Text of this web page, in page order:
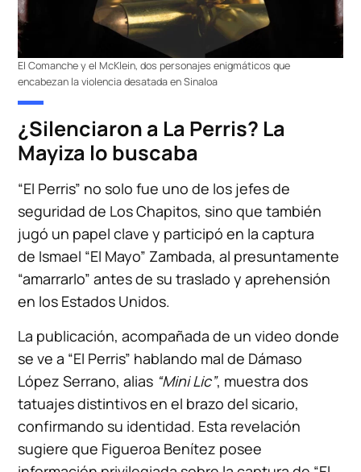
El Comanche y el McKlein, dos personajes enigmáticos que
encabezan la violencia desatada en Sinaloa
¿Silenciaron a La Perris? La
Mayiza lo buscaba
“El Perris” no solo fue uno de los jefes de
seguridad de Los Chapitos, sino que también
jugó un papel clave y participó en la captura
de Ismael “El Mayo” Zambada, al presuntamente
“amarrarlo” antes de su traslado y aprehensión
en los Estados Unidos.
La publicación, acompañada de un video donde
se ve a “El Perris” hablando mal de Dámaso
López Serrano, alias “Mini Lic”, muestra dos
tatuajes distintivos en el brazo del sicario,
confirmando su identidad. Esta revelación
sugiere que Figueroa Benítez posee